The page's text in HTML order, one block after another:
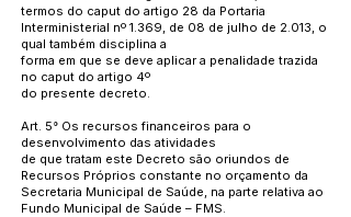
termos do caput do artigo 28 da Portaria
Interministerial nº 1.369, de 08 de julho de 2.013, o
qual também disciplina a
forma em que se deve aplicar a penalidade trazida
no caput do artigo 4º
do presente decreto.
Art. 5° Os recursos financeiros para o
desenvolvimento das atividades
de que tratam este Decreto são oriundos de
Recursos Próprios constante no orçamento da
Secretaria Municipal de Saúde, na parte relativa ao
Fundo Municipal de Saúde – FMS.